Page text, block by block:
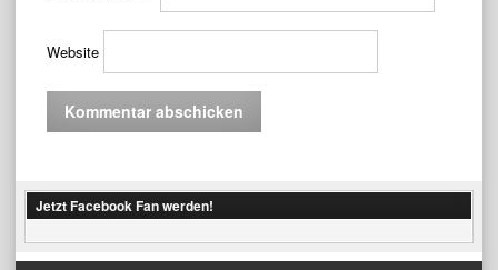
Website
Jetzt Facebook Fan werden!